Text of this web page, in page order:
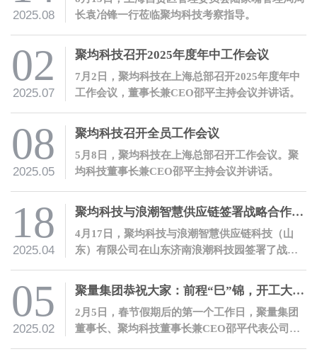
2025.08
长袁冶锋一行莅临聚均科技考察指导。
02
2025.07
聚均科技召开2025年度年中工作会议
7月2日，聚均科技在上海总部召开2025年度年中
工作会议，董事长兼CEO邵平主持会议并讲话。
08
2025.05
聚均科技召开全员工作会议
5月8日，聚均科技在上海总部召开工作会议。聚
均科技董事长兼CEO邵平主持会议并讲话。
18
2025.04
聚均科技与浪潮智慧供应链签署战略合作协议
4月17日，聚均科技与浪潮智慧供应链科技（山
东）有限公司在山东济南浪潮科技园签署了战略
产融结合。
05
2025.02
聚量集团恭祝大家：前程“巳”锦，开工大吉！
2月5日，春节假期后的第一个工作日，聚量集团
董事长、聚均科技董事长兼CEO邵平代表公司开